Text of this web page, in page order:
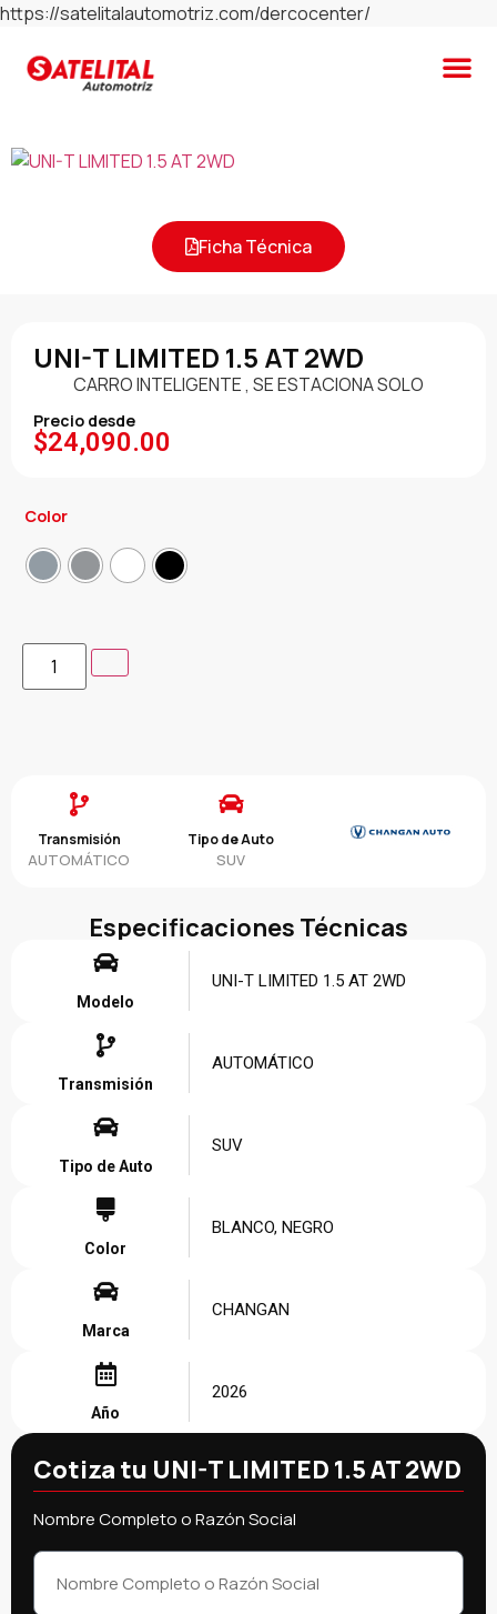
https://satelitalautomotriz.com/dercocenter/
Ficha Técnica
UNI-T LIMITED 1.5 AT 2WD
CARRO INTELIGENTE , SE ESTACIONA SOLO
Precio desde
$24,090.00
Color
Transmisión
AUTOMÁTICO
Tipo de Auto
SUV
Especificaciones Técnicas
Modelo
UNI-T LIMITED 1.5 AT 2WD
Transmisión
AUTOMÁTICO
Tipo de Auto
SUV
Color
BLANCO, NEGRO
Marca
CHANGAN
Año
2026
Cotiza tu UNI-T LIMITED 1.5 AT 2WD
Nombre Completo o Razón Social